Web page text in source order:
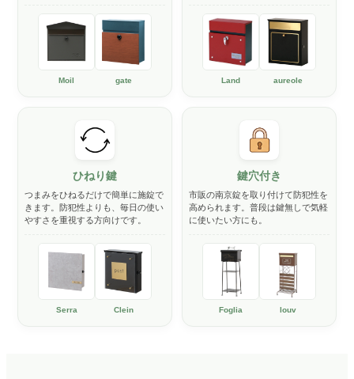
Moil gate Land aureole
ひねり鍵
つまみをひねるだけで簡単に施錠で
きます。防犯性よりも、毎日の使い
やすさを重視する方向けです。
Serra Clein
鍵穴付き
市販の南京錠を取り付けて防犯性を
高められます。普段は鍵無しで気軽
に使いたい方にも。
Foglia louv